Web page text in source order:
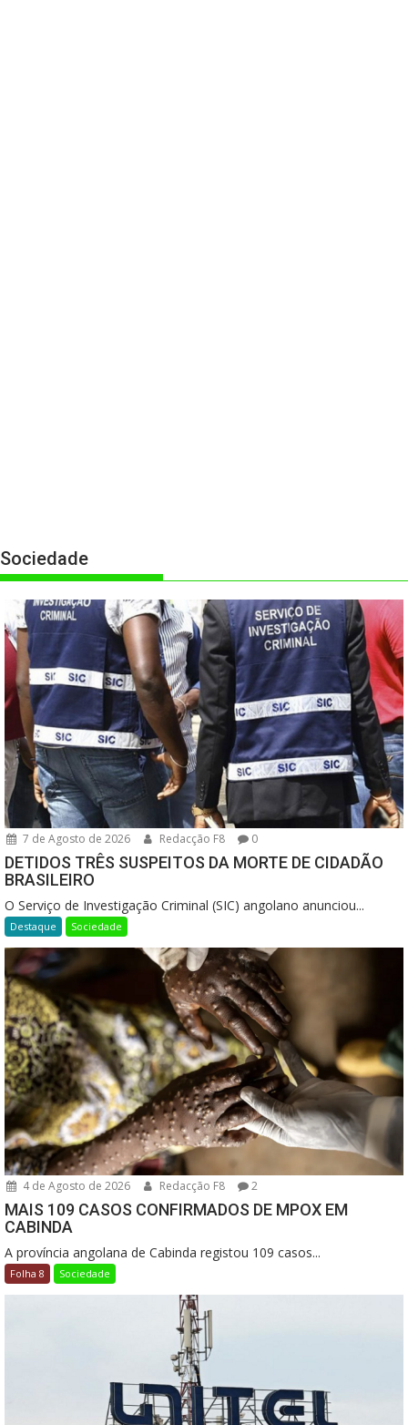
Sociedade
7 de Agosto de 2026 Redacção F8 0
DETIDOS TRÊS SUSPEITOS DA MORTE DE CIDADÃO
BRASILEIRO
O Serviço de Investigação Criminal (SIC) angolano anunciou...
Destaque Sociedade
4 de Agosto de 2026 Redacção F8 2
MAIS 109 CASOS CONFIRMADOS DE MPOX EM
CABINDA
A província angolana de Cabinda registou 109 casos...
Folha 8 Sociedade